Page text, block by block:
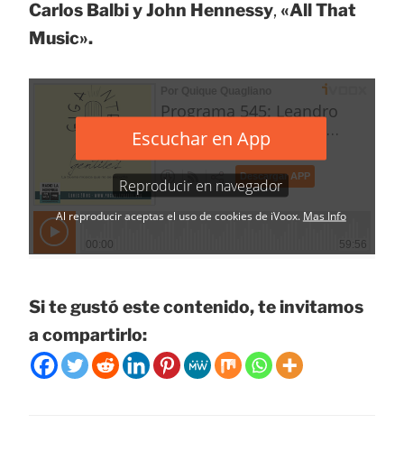
Carlos Balbi y John Hennessy, «All That
Music».
Si te gustó este contenido, te invitamos
a compartirlo: